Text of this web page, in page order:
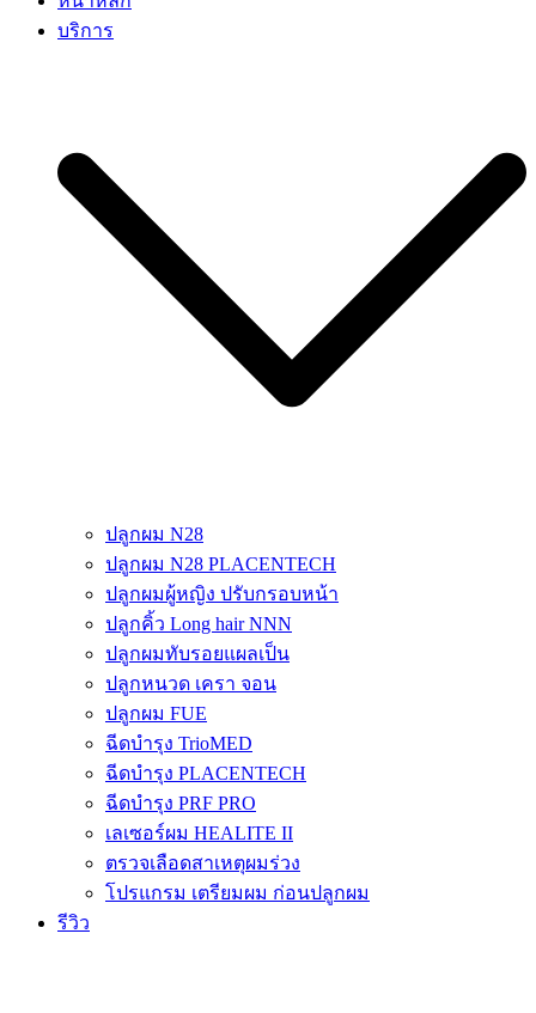
บริการ
ปลูกผม N28
ปลูกผม N28 PLACENTECH
ปลูกผมผู้หญิง ปรับกรอบหน้า
ปลูกคิ้ว Long hair NNN
ปลูกผมทับรอยแผลเป็น
ปลูกหนวด เครา จอน
ปลูกผม FUE
ฉีดบำรุง TrioMED
ฉีดบำรุง PLACENTECH
ฉีดบำรุง PRF PRO
เลเซอร์ผม HEALITE II
ตรวจเลือดสาเหตุผมร่วง
โปรแกรม เตรียมผม ก่อนปลูกผม
รีวิว